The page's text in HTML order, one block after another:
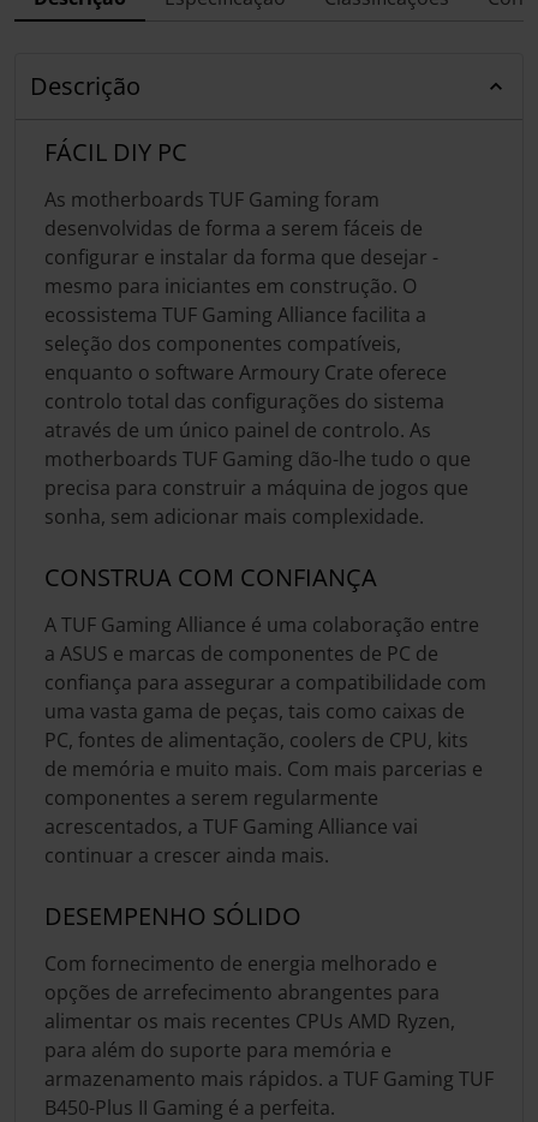
Descrição
FÁCIL DIY PC
As motherboards TUF Gaming foram
desenvolvidas de forma a serem fáceis de
configurar e instalar da forma que desejar -
mesmo para iniciantes em construção. O
ecossistema TUF Gaming Alliance facilita a
seleção dos componentes compatíveis,
enquanto o software Armoury Crate oferece
controlo total das configurações do sistema
através de um único painel de controlo. As
motherboards TUF Gaming dão-lhe tudo o que
precisa para construir a máquina de jogos que
sonha, sem adicionar mais complexidade.
CONSTRUA COM CONFIANÇA
A TUF Gaming Alliance é uma colaboração entre
a ASUS e marcas de componentes de PC de
confiança para assegurar a compatibilidade com
uma vasta gama de peças, tais como caixas de
PC, fontes de alimentação, coolers de CPU, kits
de memória e muito mais. Com mais parcerias e
componentes a serem regularmente
acrescentados, a TUF Gaming Alliance vai
continuar a crescer ainda mais.
DESEMPENHO SÓLIDO
Com fornecimento de energia melhorado e
opções de arrefecimento abrangentes para
alimentar os mais recentes CPUs AMD Ryzen,
para além do suporte para memória e
armazenamento mais rápidos. a TUF Gaming TUF
B450-Plus II Gaming é a perfeita.